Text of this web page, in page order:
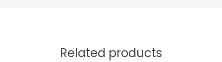
Related products